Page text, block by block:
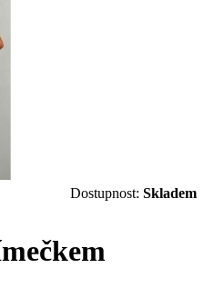
Dostupnost: Skladem